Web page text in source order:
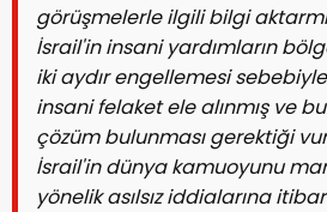
görüşmelerle ilgili bilgi
İsrail'in insani yardımların
iki aydır engellemesi
insani felaket ele alınmış ve
çözüm bulunması gerektiği
İsrail'in dünya kamuoyunu
yönelik asılsız iddialarına